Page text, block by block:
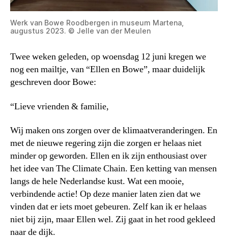
Werk van Bowe Roodbergen in museum Martena,
augustus 2023. © Jelle van der Meulen
Twee weken geleden, op woensdag 12 juni kregen we
nog een mailtje, van “Ellen en Bowe”, maar duidelijk
geschreven door Bowe:
“Lieve vrienden & familie,
Wij maken ons zorgen over de klimaatveranderingen. En
met de nieuwe regering zijn die zorgen er helaas niet
minder op geworden. Ellen en ik zijn enthousiast over
het idee van The Climate Chain. Een ketting van mensen
langs de hele Nederlandse kust. Wat een mooie,
verbindende actie! Op deze manier laten zien dat we
vinden dat er iets moet gebeuren. Zelf kan ik er helaas
niet bij zijn, maar Ellen wel. Zij gaat in het rood gekleed
naar de dijk.